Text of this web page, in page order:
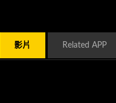
影片 Related APP